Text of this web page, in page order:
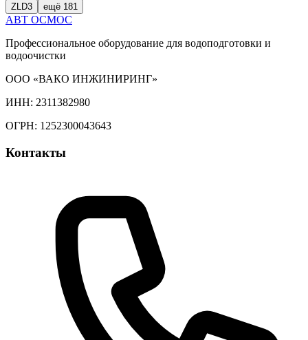
ZLD3 ещё 181
АВТ ОСМОС
Профессиональное оборудование для водоподготовки и
водоочистки
ООО «ВАКО ИНЖИНИРИНГ»
ИНН: 2311382980
ОГРН: 1252300043643
Контакты